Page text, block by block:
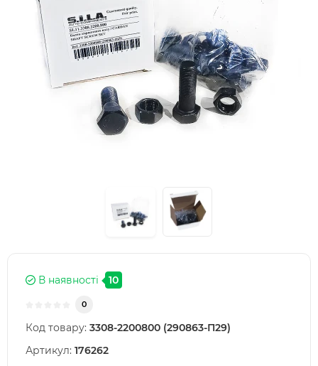
В наявності 10
0
Код товару: 3308-2200800 (290863-П29)
Артикул: 176262